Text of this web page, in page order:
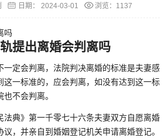
日期： 2024-03-01 浏览：1137
吗
出离婚会判离吗
定会判离，法院判决离婚的标准是夫妻感
这一标准的，应会判离，如没有达到这一标
不会判离。
典》第一千零七十六条夫妻双方自愿离婚
，并亲自到婚姻登记机关申请离婚登记。